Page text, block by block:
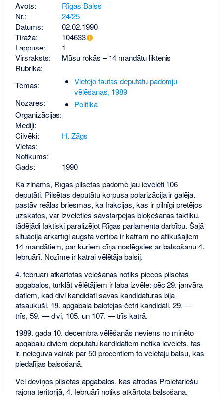
Avots:
Rīgas Balss
Nr.:
24/25
Datums:
02.02.1990
Tirāža:
104633
Lappuse:
1
Virsraksts:
Mūsu rokās – 14 mandātu liktenis
Rubrika:
Tēmas:
Vietējo tautas deputātu padomju
vēlēšanas, 1989
Nozares:
Politika
Organizācijas:
Mediji:
Cilvēki:
H. Zāgs
Vietas:
Notikums:
Gads:
1990
Kā zināms, Rīgas pilsētas padomē jau ievēlēti 106
deputāti. Pilsētas deputātu korpusa polarizācija ir galēja,
pastāv reālas briesmas, ka frakcijas, kas ir pilnīgi pretējos
uzskatos, var izvēlēties savstarpējas bloķēšanās taktiku,
tādējādi faktiski paralizējot Rīgas parlamenta darbību. Šajā
situācijā ārkārtīgi augsta vērtība ir katram no atlikušajiem
14 mandātiem, par kuriem cīņa noslēgsies ar balsošanu 4.
februārī. Nozīme ir katrai vēlētāja balsij.
4. februārī atkārtotas vēlēšanas notiks piecos pilsētas
apgabalos, turklāt vēlētājiem ir laba izvēle: pēc 29. janvāra
datiem, kad divi kandidāti savas kandidatūras bija
atsaukuši, 19. apgabalā balotējas četri kandidāti. 29. —
trīs, 59. — divi, 105. un 107. — trīs katrā.
1989. gada 10. decembra vēlēšanās neviens no minēto
apgabalu diviem deputātu kandidātiem netika ievēlēts, tas
ir, neieguva vairāk par 50 procentiem to vēlētāju balsu, kas
piedalījas balsošanā.
Vēl deviņos pilsētas apgabalos, kas atrodas Proletāriešu
rajona teritorijā, 4. februārī notiks atkārtota balsošana.